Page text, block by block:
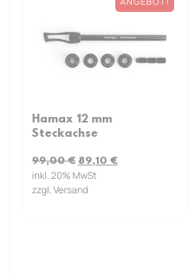
Hamax 12 mm
Steckachse
99,00€ 89,10 €
inkl. 20% MwSt
zzgl. Versand